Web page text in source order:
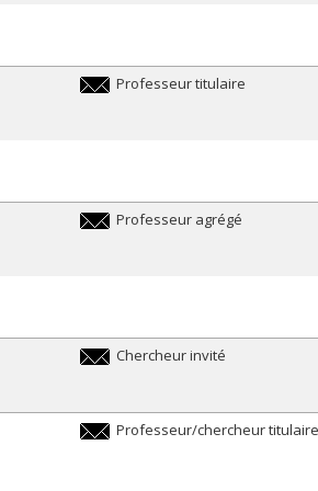
Professeur titulaire
Professeur agrégé
Chercheur invité
Professeur/chercheur titulaire